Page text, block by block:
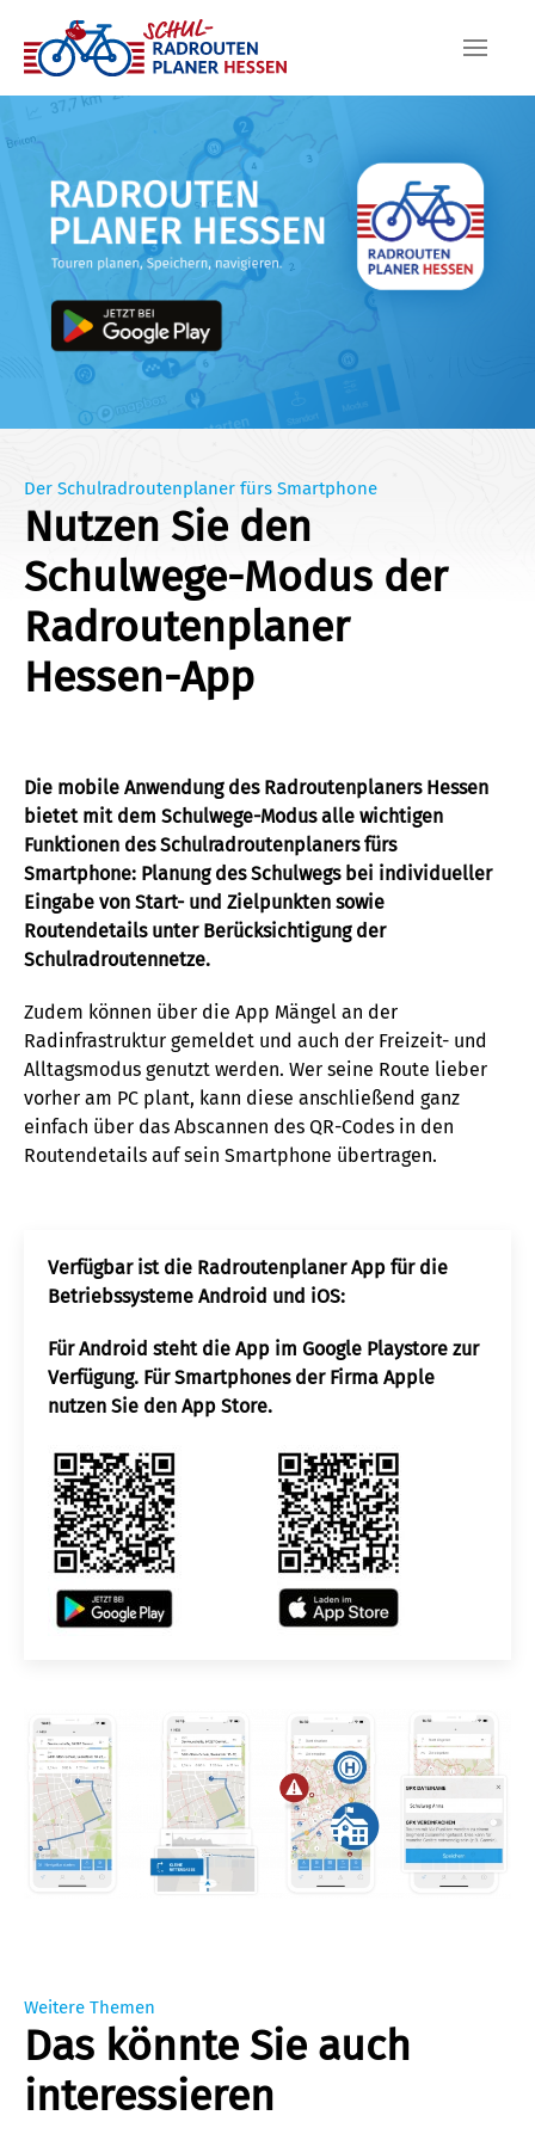
Skip to main content
Der Schulradroutenplaner fürs Smartphone
Nutzen Sie den
Schulwege-Modus der
Radroutenplaner
Hessen-App
Die mobile Anwendung des Radroutenplaners Hessen
bietet mit dem Schulwege-Modus alle wichtigen
Funktionen des Schulradroutenplaners fürs
Smartphone: Planung des Schulwegs bei individueller
Eingabe von Start- und Zielpunkten sowie
Routendetails unter Berücksichtigung der
Schulradroutennetze.
Zudem können über die App Mängel an der
Radinfrastruktur gemeldet und auch der Freizeit- und
Alltagsmodus genutzt werden. Wer seine Route lieber
vorher am PC plant, kann diese anschließend ganz
einfach über das Abscannen des QR-Codes in den
Routendetails auf sein Smartphone übertragen.
Verfügbar ist die Radroutenplaner App für die
Betriebssysteme Android und iOS:
Für Android steht die App im Google Playstore zur
Verfügung. Für Smartphones der Firma Apple
nutzen Sie den App Store.
Weitere Themen
Das könnte Sie auch
interessieren